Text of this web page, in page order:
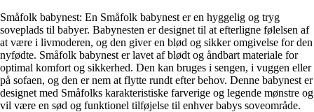
Småfolk babynest: En Småfolk babynest er en hyggelig og tryg
soveplads til babyer. Babynesten er designet til at efterligne følelsen af
at være i livmoderen, og den giver en blød og sikker omgivelse for den
nyfødte. Småfolk babynest er lavet af blødt og åndbart materiale for
optimal komfort og sikkerhed. Den kan bruges i sengen, i vuggen eller
på sofaen, og den er nem at flytte rundt efter behov. Denne babynest er
designet med Småfolks karakteristiske farverige og legende mønstre og
vil være en sød og funktionel tilføjelse til enhver babys soveområde.